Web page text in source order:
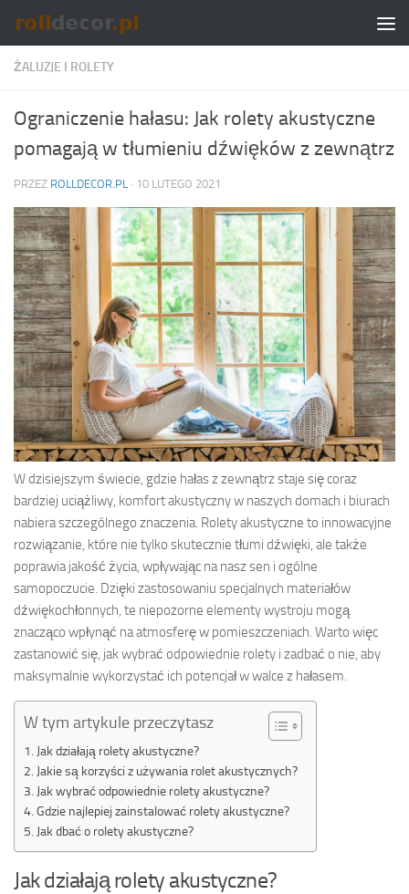
Skip to content
ŻALUZJE I ROLETY
Ograniczenie hałasu: Jak rolety akustyczne
pomagają w tłumieniu dźwięków z zewnątrz
PRZEZ ROLLDECOR.PL · 10 LUTEGO 2021
W dzisiejszym świecie, gdzie hałas z zewnątrz staje się coraz
bardziej uciążliwy, komfort akustyczny w naszych domach i biurach
nabiera szczególnego znaczenia. Rolety akustyczne to innowacyjne
rozwiązanie, które nie tylko skutecznie tłumi dźwięki, ale także
poprawia jakość życia, wpływając na nasz sen i ogólne
samopoczucie. Dzięki zastosowaniu specjalnych materiałów
dźwiękochłonnych, te niepozorne elementy wystroju mogą
znacząco wpłynąć na atmosferę w pomieszczeniach. Warto więc
zastanowić się, jak wybrać odpowiednie rolety i zadbać o nie, aby
maksymalnie wykorzystać ich potencjał w walce z hałasem.
W tym artykule przeczytasz
Jak działają rolety akustyczne?
Jakie są korzyści z używania rolet akustycznych?
Jak wybrać odpowiednie rolety akustyczne?
Gdzie najlepiej zainstalować rolety akustyczne?
Jak dbać o rolety akustyczne?
Jak działają rolety akustyczne?